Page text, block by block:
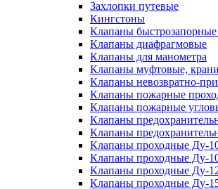
Захлопки путевые
Кингстоны
Клапаны
Клапаны диафрагмовые
Клапаны для манометра
Клапаны муфтовые,
Клапаны невозвратно-
Клапаны пожарные
Клапаны пожарные
Клапаны
Клапаны
Клапаны проходные Ду-
Клапаны проходные Ду-
Клапаны проходные Ду-
Клапаны проходные Ду-